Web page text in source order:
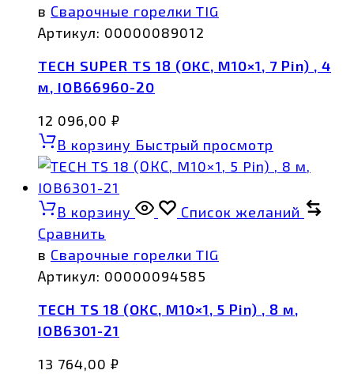
в Сварочные горелки TIG
Артикул: 00000089012
TECH SUPER TS 18 (ОКС, M10×1, 7 Pin) , 4
м, IOB66960-20
12 096,00 ₽
В корзину Быстрый просмотр
В корзину
Список желаний
Сравнить
в Сварочные горелки TIG
Артикул: 00000094585
TECH TS 18 (ОКС, M10×1, 5 Pin) , 8 м,
IOB6301-21
13 764,00 ₽